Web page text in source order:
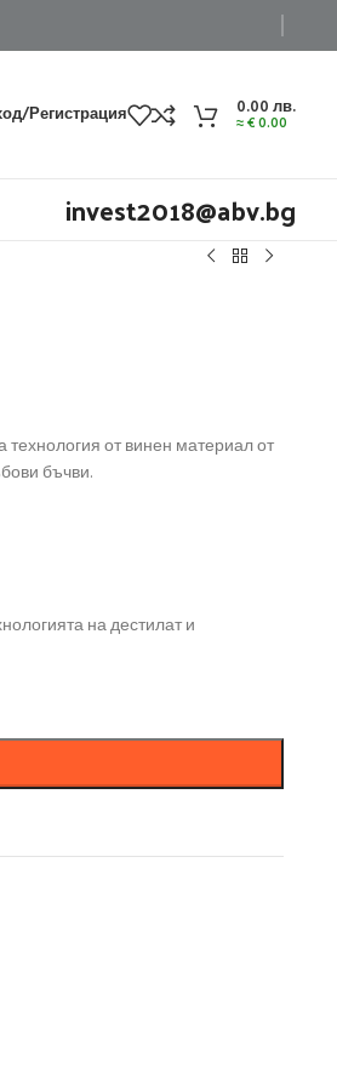
Регистрация 0.00лв.
≈€0.00
invest2018@abv.bg
технология от винен материал от
бъчви.
на дестилат и